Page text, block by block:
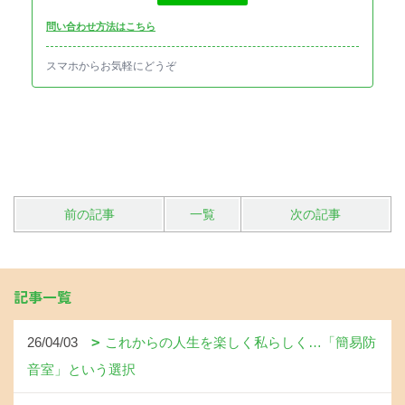
問い合わせ方法はこちら
スマホからお気軽にどうぞ
前の記事 一覧 次の記事
記事一覧
26/04/03
これからの人生を楽しく私らしく…「簡易防
音室」という選択